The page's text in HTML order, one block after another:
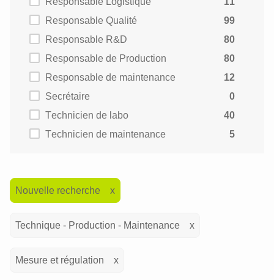
Responsable Qualité
99
Responsable R&D
80
Responsable de Production
80
Responsable de maintenance
12
Secrétaire
0
Technicien de labo
40
Technicien de maintenance
5
Nouvelle recherche
Technique - Production - Maintenance
Mesure et régulation